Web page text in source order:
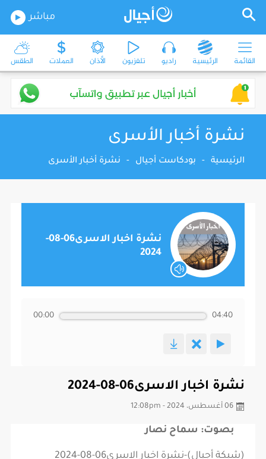
مباشر
القائمة الرئيسية راديو تلفزيون الأذان العملات الطقس
نشرة أخبار الأسرى
الرئيسية - بودكاست أجيال - نشرة أخبار الأسرى
نشرة اخبار الاسرى06-08-
2024
00:00 04:40
نشرة اخبار الاسرى06-08-2024
06 أغسطس، 2024 - 12:08pm
بصوت: سماح نصار
(شبكة أجيال)-نشرة اخبار الاسرى06-08-2024